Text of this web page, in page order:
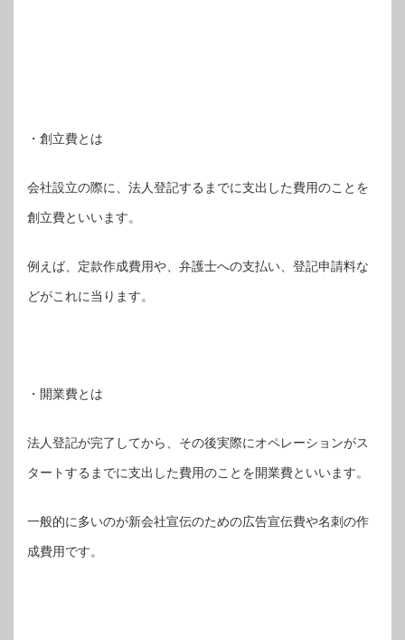
・創立費とは
会社設立の際に、法人登記するまでに支出した費用のことを
創立費といいます。
例えば、定款作成費用や、弁護士への支払い、登記申請料な
どがこれに当ります。
・開業費とは
法人登記が完了してから、その後実際にオペレーションがス
タートするまでに支出した費用のことを開業費といいます。
一般的に多いのが新会社宣伝のための広告宣伝費や名刺の作
成費用です。